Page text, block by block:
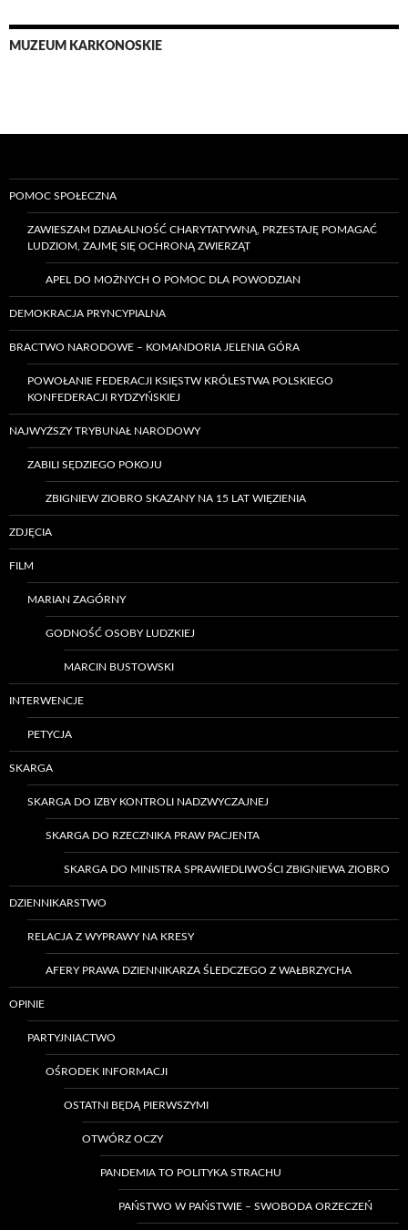
MUZEUM KARKONOSKIE
POMOC SPOŁECZNA
ZAWIESZAM DZIAŁALNOŚĆ CHARYTATYWNĄ, PRZESTAJĘ POMAGAĆ
LUDZIOM, ZAJMĘ SIĘ OCHRONĄ ZWIERZĄT
APEL DO MOŻNYCH O POMOC DLA POWODZIAN
DEMOKRACJA PRYNCYPIALNA
BRACTWO NARODOWE – KOMANDORIA JELENIA GÓRA
POWOŁANIE FEDERACJI KSIĘSTW KRÓLESTWA POLSKIEGO
KONFEDERACJI RYDZYŃSKIEJ
NAJWYŻSZY TRYBUNAŁ NARODOWY
ZABILI SĘDZIEGO POKOJU
ZBIGNIEW ZIOBRO SKAZANY NA 15 LAT WIĘZIENIA
ZDJĘCIA
FILM
MARIAN ZAGÓRNY
GODNOŚĆ OSOBY LUDZKIEJ
MARCIN BUSTOWSKI
INTERWENCJE
PETYCJA
SKARGA
SKARGA DO IZBY KONTROLI NADZWYCZAJNEJ
SKARGA DO RZECZNIKA PRAW PACJENTA
SKARGA DO MINISTRA SPRAWIEDLIWOŚCI ZBIGNIEWA ZIOBRO
DZIENNIKARSTWO
RELACJA Z WYPRAWY NA KRESY
AFERY PRAWA DZIENNIKARZA ŚLEDCZEGO Z WAŁBRZYCHA
OPINIE
PARTYJNIACTWO
OŚRODEK INFORMACJI
OSTATNI BĘDĄ PIERWSZYMI
OTWÓRZ OCZY
PANDEMIA TO POLITYKA STRACHU
PAŃSTWO W PAŃSTWIE – SWOBODA ORZECZEŃ